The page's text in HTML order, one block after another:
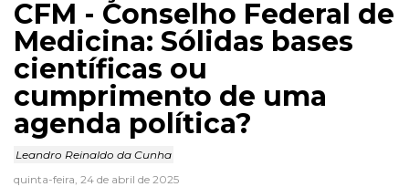
CFM - Conselho Federal de
Medicina: Sólidas bases
científicas ou
cumprimento de uma
agenda política?
Leandro Reinaldo da Cunha
quinta-feira, 24 de abril de 2025